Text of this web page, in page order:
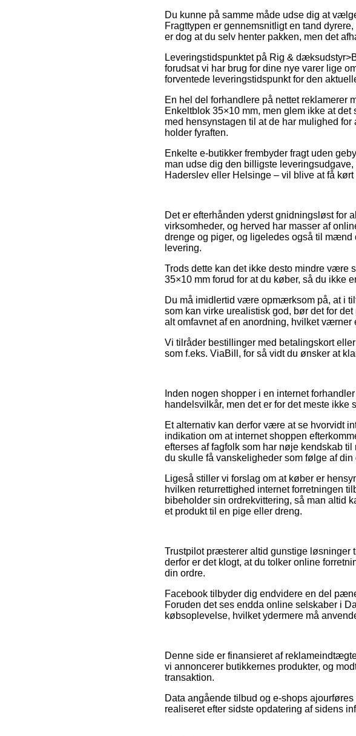
Du kunne på samme måde udse dig at
Fragttypen er gennemsnitligt en tand
er dog at du selv henter pakken, men det
Leveringstidspunktet på Rig &
forudsat vi har brug for dine nye varer lige
forventede leveringstidspunkt for den
En hel del forhandlere på nettet reklamerer
Enkeltblok 35×10 mm, men glem ikke at
med hensynstagen til at de har mulighed
holder fyraften.
Enkelte e-butikker frembyder fragt uden
man udse dig den billigste
Haderslev eller Helsinge – vil blive at få
Det er efterhånden yderst gnidningsløst for
virksomheder, og herved har masser af
drenge og piger, og ligeledes også til
levering.
Trods dette kan det ikke desto mindre være
35×10 mm forud for at du køber, så du ikke
Du må imidlertid være opmærksom på, at i
som kan virke urealistisk god, bør det for
alt omfavnet af en anordning, hvilket værner
Vi tilråder bestillinger med betalingskort
som f.eks. ViaBill, for så vidt du ønsker at
Inden nogen shopper i en internet
handelsvilkår, men det er for det meste ikke
Et alternativ kan derfor være at se hvorvidt
indikation om at internet shoppen
efterses af fagfolk som har nøje kendskab
du skulle få vanskeligheder som følge af din
Ligeså stiller vi forslag om at køber er
hvilken returrettighed internet forretningen
bibeholder sin ordrekvittering, så man altid
et produkt til en pige eller dreng.
Trustpilot præsterer altid gunstige løsninger
derfor er det klogt, at du tolker online
din ordre.
Facebook tilbyder dig endvidere en del
Foruden det ses endda online selskaber i
købsoplevelse, hvilket ydermere må
Denne side er finansieret af
vi annoncerer butikkernes produkter, og
transaktion.
Data angående tilbud og e-shops
realiseret efter sidste opdatering af sidens